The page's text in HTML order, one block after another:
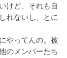
けど、それも自
れないし、とに
やってんの。被
のメンバーたち